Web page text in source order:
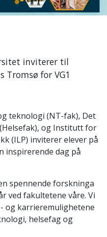
inviterer til
Tromsø for VG1
teknologi (NT-fak), Det
og Institutt for
(ILP) inviterer elever på
inspirerende dag på
spennende forskninga
ved fakultetene våre. Vi
og karrieremulighetene
helsefag og